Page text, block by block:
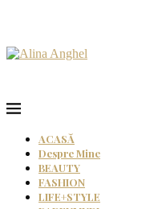
ACASĂ
Despre Mine
BEAUTY
FASHION
LIFE+STYLE